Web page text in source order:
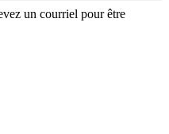
un courriel pour être